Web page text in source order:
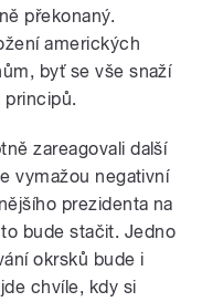
překonaný.
amerických
byť se vše snaží
principů.
zareagovali další
vymažou negativní
prezidenta na
bude stačit. Jedno
okrsků bude i
chvíle, kdy si